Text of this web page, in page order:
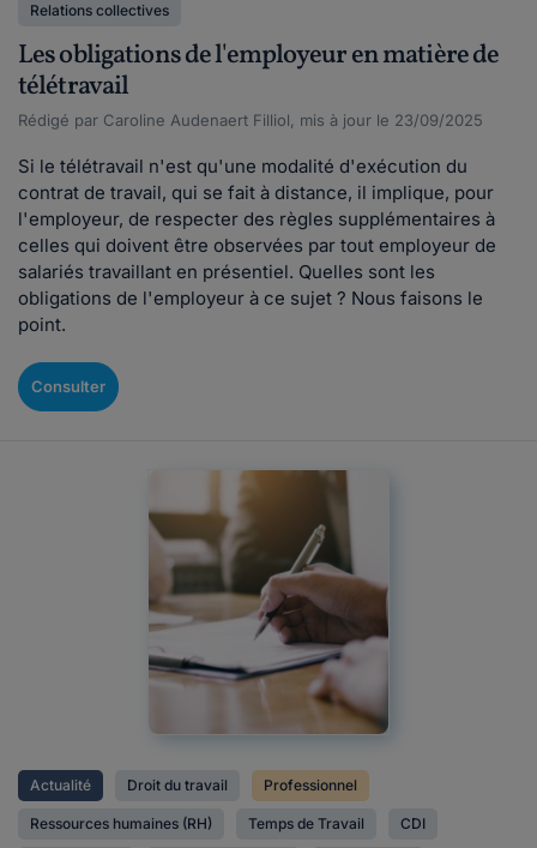
Relations collectives
Les obligations de l'employeur en matière de
télétravail
Rédigé par Caroline Audenaert Filliol, mis à jour le 23/09/2025
Si le télétravail n'est qu'une modalité d'exécution du
contrat de travail, qui se fait à distance, il implique, pour
l'employeur, de respecter des règles supplémentaires à
celles qui doivent être observées par tout employeur de
salariés travaillant en présentiel. Quelles sont les
obligations de l'employeur à ce sujet ? Nous faisons le
point.
Consulter
Actualité Droit du travail Professionnel
Ressources humaines (RH) Temps de Travail CDI